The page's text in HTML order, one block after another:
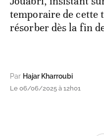
temporaire de cette
résorber dès la fin
Par Hajar Kharroubi
Le 06/06/2025 à 12h01